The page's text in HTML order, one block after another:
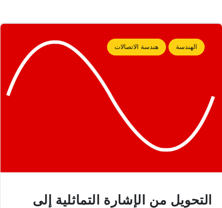
الهندسة هندسة الاتصالات
التحويل من الإشارة التماثلية إلى